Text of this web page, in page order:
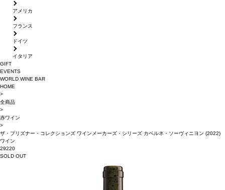
アメリカ
フランス
ドイツ
イタリア
GIFT
EVENTS
WORLD WINE BAR
HOME
>
全商品
>
赤ワイン
>
ザ・プリズナー・コレクションズ ワインメーカーズ・シリーズ カベルネ・ソーヴィニヨン (2022)
ワイン
29220
SOLD OUT